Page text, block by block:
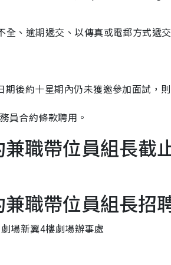
全、逾期遞交、以傳真或電郵方式遞
後約十星期內仍未獲邀參加面試，
員合約條款聘用。
職帶位員組長截
職帶位員組長招
場新翼4樓劇場辦事處